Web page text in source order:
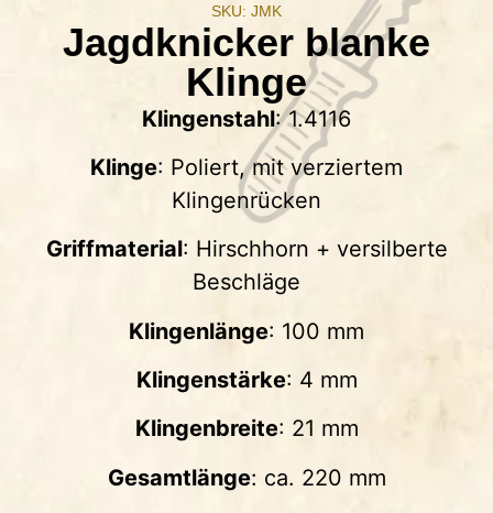
SKU: JMK
Jagdknicker blanke
Klinge
Klingenstahl: 1.4116
Klinge: Poliert, mit verziertem
Klingenrücken
Griffmaterial: Hirschhorn + versilberte
Beschläge
Klingenlänge: 100 mm
Klingenstärke: 4 mm
Klingenbreite: 21 mm
Gesamtlänge: ca. 220 mm